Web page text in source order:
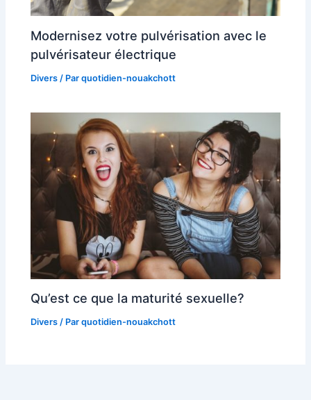
Modernisez votre pulvérisation avec le
pulvérisateur électrique
Divers / Parquotidien-nouakchott
Qu’est ce que la maturité sexuelle?
Divers / Parquotidien-nouakchott